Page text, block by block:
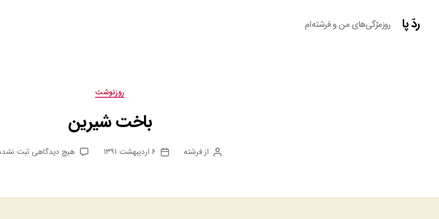
ردّ پا روزمرّگی‌های من و فرشته‌ام
دسته‌ها
روزنوشت
باخت شیرین
نویسنده
از فرشته
تاریخ
۶ اردیبهشت ۱۳۹۱ هیچ دیدگاهی برای
ثبت